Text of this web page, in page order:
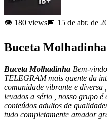
👁️ 180 views📅 15 de abr. de
Buceta Molhadinha
Buceta Molhadinha Bem-
TELEGRAM mais quente da
comunidade vibrante e diversa
levados a sério , nosso grupo
conteúdos adultos de
tudo completamente amador